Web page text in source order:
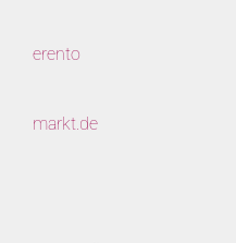
erento
markt.de